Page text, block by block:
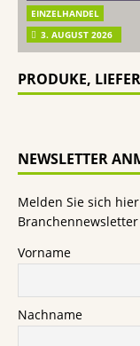
EINZELHANDEL
3. AUGUST 2026
PRODUKE,
NEWSLETTER
Melden Sie sich
Vorname
Nachname